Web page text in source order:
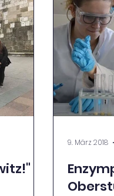
-
9. März 2018